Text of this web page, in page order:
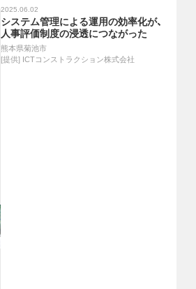
2025.06.02
システム管理による運用の効率化が、
人事評価制度の浸透につながった
熊本県菊池市
[提供] ICTコンストラクション株式会社